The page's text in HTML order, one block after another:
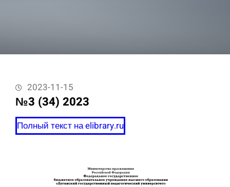
2023-11-15
№3 (34) 2023
Полный текст на elibrary.ru